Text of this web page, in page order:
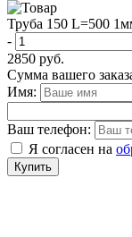
Труба 150 L=500
-
2850 руб.
Сумма вашего
Имя:
Ваш телефон:
Я согласен на
Купить